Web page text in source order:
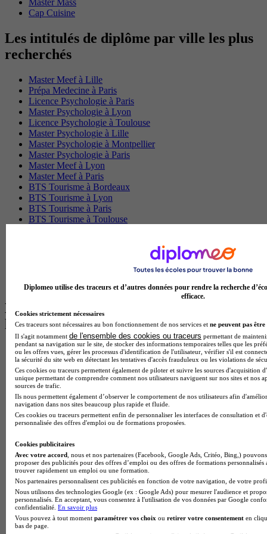
Cap Cuisine
Les intitulés de diplôme par ville les plus
recherchés
Master Meef à Lille
Prépa Medecine à Paris
Licence Psychologie à Paris
Master Psychologie à Lyon
Licence Psychologie à Toulouse
Master Psychologie à Lille
Master Psychologie à Montpellier
Master Psychologie à Paris
Master Meef à Lyon
Master Meef à Paris
BTS Tourisme à Bordeaux
BTS Tourisme à Lyon
BTS Tourisme à Paris
BTS Tourisme à Toulouse
BTS Communication à Bordeaux
BTS Communication à Lyon
BTS Ndrc à Lyon
Les intitulés de diplôme par alternance
les plus recherchés
BTS Esf en alternance
BTS Dietetique en alternance
BTS Mco en alternance
BTS Pi en alternance
BTS Sp3s en alternance
Master CCA en alternance
BTS Ndrc en alternance
BTS Sam en alternance
BTS Sio en alternance
MSc Marketing Digital en alternance
BTS Gpme en alternance
Cap Electricien en alternance
BTS Gpn en alternance
BTS Domotique en alternance
BAC Pro Agora en alternance
BTS Sta en alternance
Diplomeo utilise des traceurs et d’autres données pour rendre la recherche
efficace.
Cookies strictement nécessaires
Ces traceurs sont nécessaires au bon fonctionnement de nos services et ne peuvent pas être
Il s'agit notamment de l'ensemble des cookies ou traceurs permettant de
pendant sa navigation sur le site, de stocker des informations temporaires telles que les
ou les offres vues, gérer les processus d'identification de l'utilisateur, vérifier s'il est
la sécurité du site web en détectant les tentatives d'accès frauduleux ou les violations de
Ces cookies ou traceurs permettent également de piloter et suivre les sources d'acquisition
unique permettant de comprendre comment nos utilisateurs naviguent sur nos sites et nos
sources de trafic.
Ils nous permettent également d’observer le comportement de nos utilisateurs afin
navigation dans nos sites beaucoup plus rapide et fluide.
Ces cookies ou traceurs permettent enfin de personnaliser les interfaces de consultation et
personnalisée des offres d'emploi ou de formations proposées.
Cookies publicitaires
Avec votre accord , nous et nos partenaires (Facebook, Google Ads, Critéo, Bing,)
proposer des publicités pour des offres d’emploi ou des offres de formations
trouver rapidement un emploi ou une formation.
Nos partenaires personnalisent ces publicités en fonction de votre navigation, de votre
Nous utilisons des technologies Google (ex : Google Ads) pour mesurer l'audience et
personnalisés. En acceptant, vous consentez à l'utilisation de vos données par Google
confidentialité. En savoir plus
Vous pouvez à tout moment paramétrer vos choix ou retirer votre consentement en
bas de page.